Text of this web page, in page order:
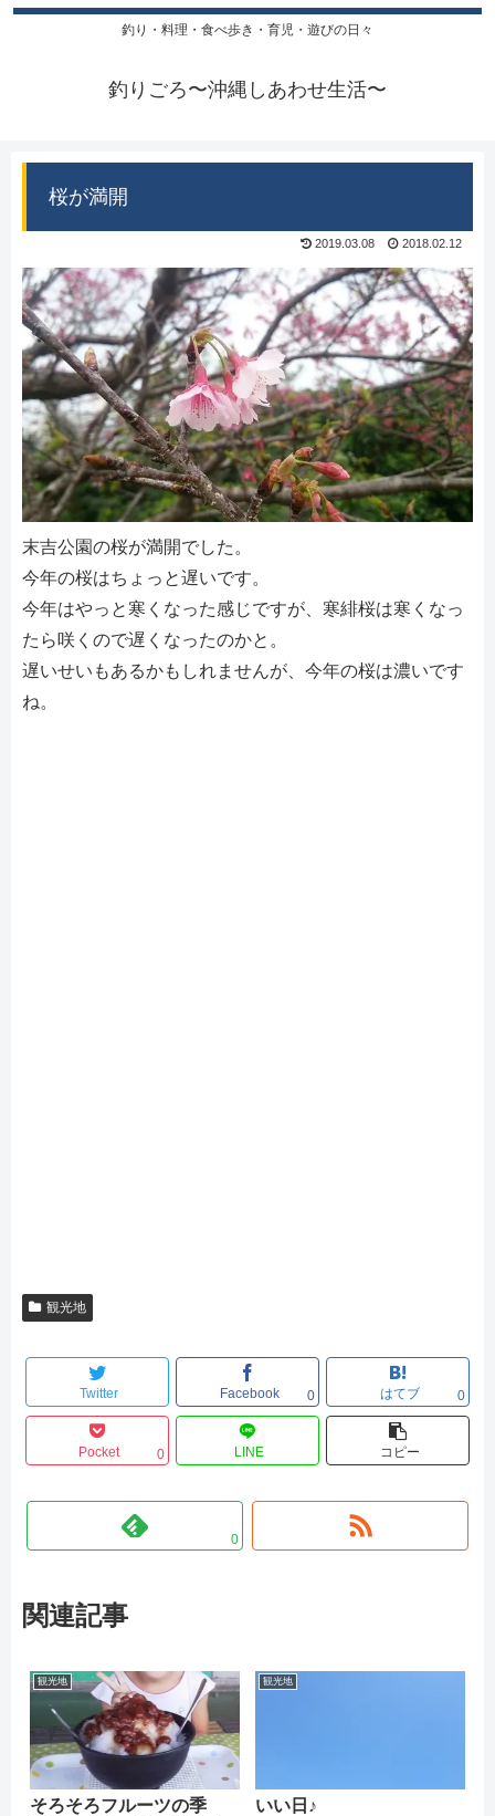
釣り・料理・食べ歩き・育児・遊びの日々
釣りごろ〜沖縄しあわせ生活〜
桜が満開
2019.03.08 2018.02.12
末吉公園の桜が満開でした。
今年の桜はちょっと遅いです。
今年はやっと寒くなった感じですが、寒緋桜は寒くなっ
たら咲くので遅くなったのかと。
遅いせいもあるかもしれませんが、今年の桜は濃いです
ね。
観光地
Twitter Facebook 0 はてブ 0
Pocket 0 LINE コピー
0
関連記事
観光地
そろそろフルーツの季
観光地
いい日♪